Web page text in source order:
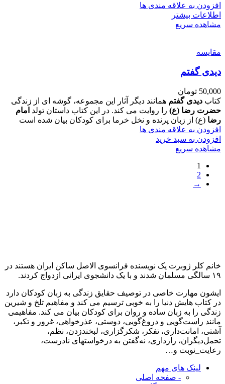
افزودن به علاقه مندی ها
اطلاعات بیشتر
مشاهده سریع
مقایسه
دیدی گفتم
50,000 تومان
کتاب دیدی گفتم همانند دیگر آثار این مجموعه، گوشه ای از زندگی
حضرت رضا (ع) را روایت می کند. در این کتاب داستان تولد امام
رضا (ع) از زبان پرنده و نخل خرما برای کودکان بیان شده است
افزودن به علاقه مندی ها
افزودن به سبد خرید
مشاهده سریع
1
2
→
خانم کلر ژوبرت یک نویسنده فرانسوی الاصل ساکن ایران هستند در
۱۹ سالگی مسلمان شدند و با یک دانشجوی ایرانی ازدواج کردند.
ایشون مهارت خاصی در توصیف حقایق زندگی به زبان کودکان دارد
در کتاب هایش دنیا را به خوبی ترسیم می کند و مفاهیم تلخ و شیرین
زندگی را به زبان ساده و روان برای کودکان بیان می کند. مفاهیمی
مانند راست‌گویی و دروغ‌گویی، دوستی، عذرخواهی، غرور و تکبر،
آشتی، امانت‌داری، تفکر، شکرگزاری، لبخندزدن، نظم،
تحمل‌دیگران، رازداری، نه‌گفتن به درخواستهای نادرست،
رعایت_نوبت و…
لینک های مهم
- صفحه اصلی